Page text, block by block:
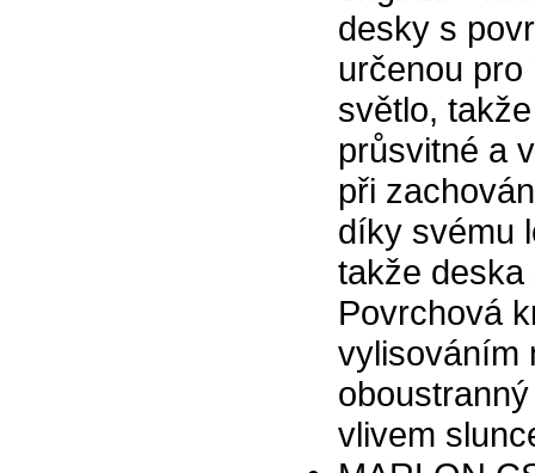
desky s
určenou
světlo,
průsvitné a
při
díky svému
takže
Povrchová
vylisováním
vlivem